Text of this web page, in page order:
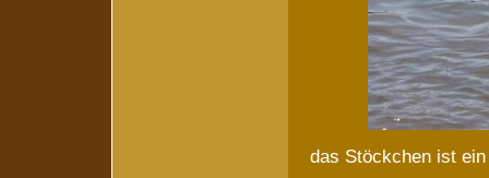
das Stöckchen ist